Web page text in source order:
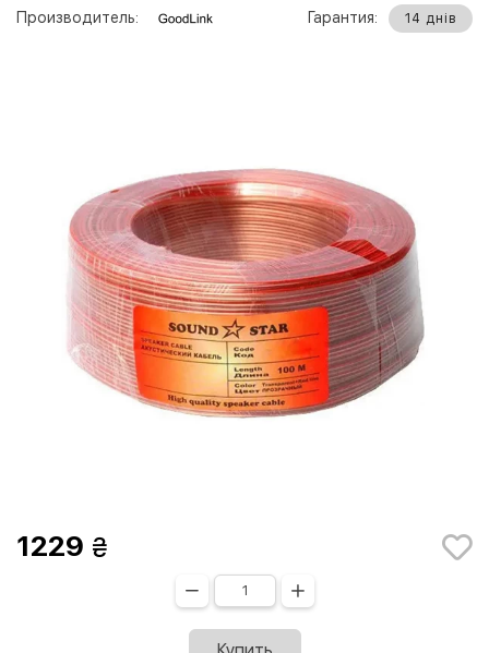
Производитель:
Гарантия: 14 днів
1229